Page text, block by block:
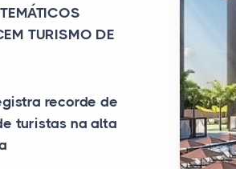
TURISMO DE
recorde de
turistas na alta